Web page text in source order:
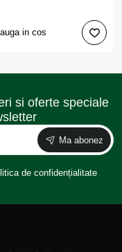
in cos
si oferte speciale
Ma abonez
de confidențialitate